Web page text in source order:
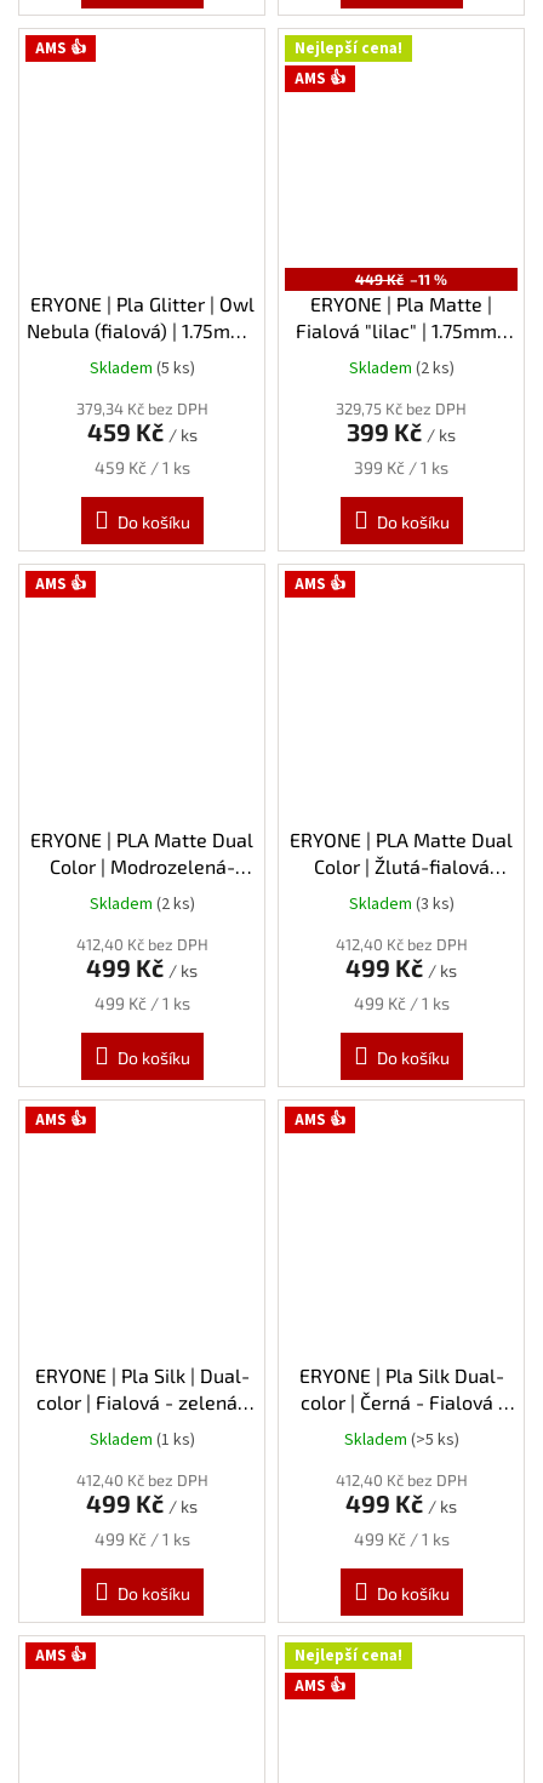
AMS 👍
ERYONE | Pla Glitter | Owl
Nebula (fialová) | 1.75mm |
1kg
Skladem (5 ks)
379,34 Kč bez DPH
459 Kč / ks
Měrná
459 Kč / 1 ks
Do košíku
Nejlepší cena!
AMS 👍
449 Kč –11 %
ERYONE | Pla Matte |
Fialová "lilac" | 1.75mm |
1kg
Skladem (2 ks)
329,75 Kč bez DPH
399 Kč / ks
Měrná
399 Kč / 1 ks
Do košíku
AMS 👍
ERYONE | PLA Matte Dual
Color | Modrozelená-
fialová (Dreamland) |
1.75mm | 1kg
Skladem (2 ks)
412,40 Kč bez DPH
499 Kč / ks
Měrná
499 Kč / 1 ks
Do košíku
AMS 👍
ERYONE | PLA Matte Dual
Color | Žlutá-fialová
(Granite) | 1.75mm | 1kg
Skladem (3 ks)
412,40 Kč bez DPH
499 Kč / ks
Měrná
499 Kč / 1 ks
Do košíku
AMS 👍
ERYONE | Pla Silk | Dual-
color | Fialová - zelená |
1.75mm | 1kg
Skladem (1 ks)
412,40 Kč bez DPH
499 Kč / ks
Měrná
499 Kč / 1 ks
Do košíku
AMS 👍
ERYONE | Pla Silk Dual-
color | Černá - Fialová |
1.75mm | 1kg
Skladem (>5 ks)
412,40 Kč bez DPH
499 Kč / ks
Měrná
499 Kč / 1 ks
Do košíku
AMS 👍
Nejlepší cena!
AMS 👍